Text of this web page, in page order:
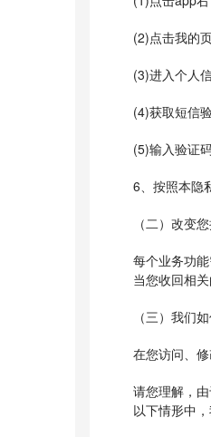
(2)点击我的
(3)进入个人
(4)获取短信
(5)输入验证
6、按照本隐
（二）改变
每个业务功
当您收回相
（三）我们
在您访问、
请您理解，
以下情形中